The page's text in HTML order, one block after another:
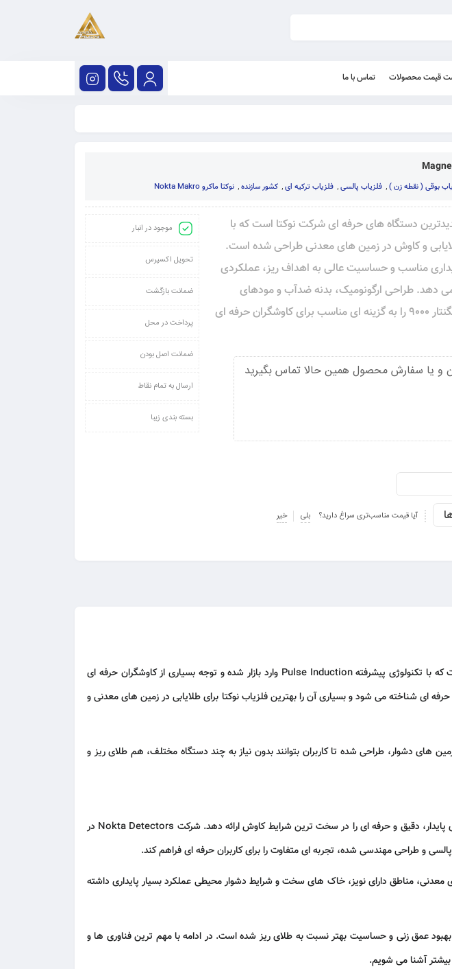
قیمت محصولات تماس با ما
بوقی ( نقطه زن ), فلزیاب پالسی, فلزیاب ترکیه ای, کشور سازنده, نوکتا ماکرو Nokta Makro
9000 یکی از جدیدترین دستگاه های حرفه ای شرکت نوکتا است که با
و کاوش در زمین های معدنی طراحی شده است.
مناسب و حساسیت عالی به اهداف ریز، عملکردی
دهد. طراحی ارگونومیک، بدنه ضدآب و مودهای
جستجوی حرفه ای، نقطه زن مگنتار 9000 را به گزینه ای مناسب برای کاوشگران حرفه ای
و یا سفارش محصول همین حالا تماس بگیرید
آیا قیمت مناسب‌تری سراغ دارید؟ بلی خیر
موجود در انبار
تحویل اکسپرس
ضمانت بازگشت
پرداخت در محل
ضمانت اصل بودن
ارسال به تمام نقاط
بسته بندی زیبا
است که با تکنولوژی پیشرفته Pulse Induction وارد بازار شده و توجه بسیاری از کاوشگران حرفه ای
حرفه ای شناخته می شود و بسیاری آن رابهترین فلزیاب نوکتا برای طلایابی در زمین های معدنی و
در زمین های دشوار، طراحی شده تا کاربران بتوانند بدون نیاز به چند دستگاه مختلف، هم طلای ریز و
Nokta Detectors در
و طراحی مهندسی شده، تجربه ای متفاوت را برای کاربران حرفه ای فراهم کند.
های معدنی، مناطق دارای نویز، خاک های سخت و شرایط دشوار محیطی عملکرد بسیار پایداری داشته
عمق زنی و حساسیت بهتر نسبت به طلای ریز شده است. در ادامه با مهم ترین فناوری ها و